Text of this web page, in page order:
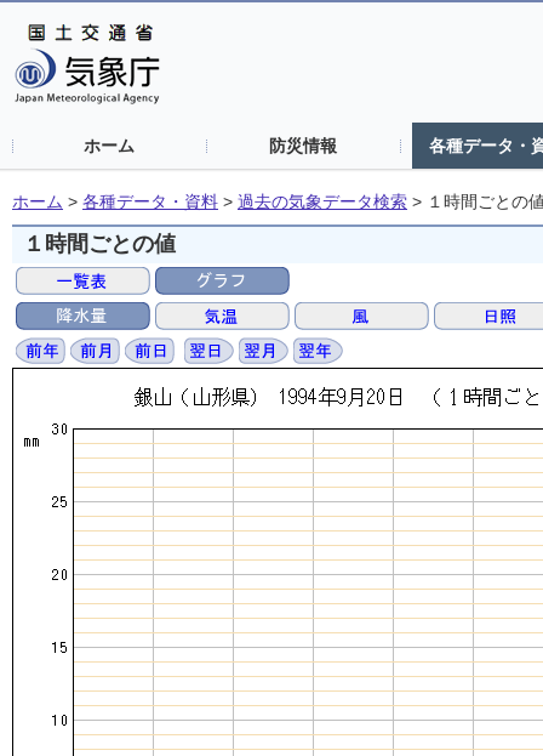
ホーム 防災情報 各種データ・
ホーム > 各種データ・資料 > 過去の気象データ検索 > １時間ごとの
１時間ごとの値